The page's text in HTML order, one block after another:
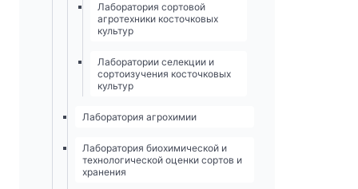
Лаборатория сортовой
агротехники косточковых
культур
Лаборатории селекции и
сортоизучения косточковых
культур
Лаборатория агрохимии
Лаборатория биохимической и
технологической оценки сортов и
хранения